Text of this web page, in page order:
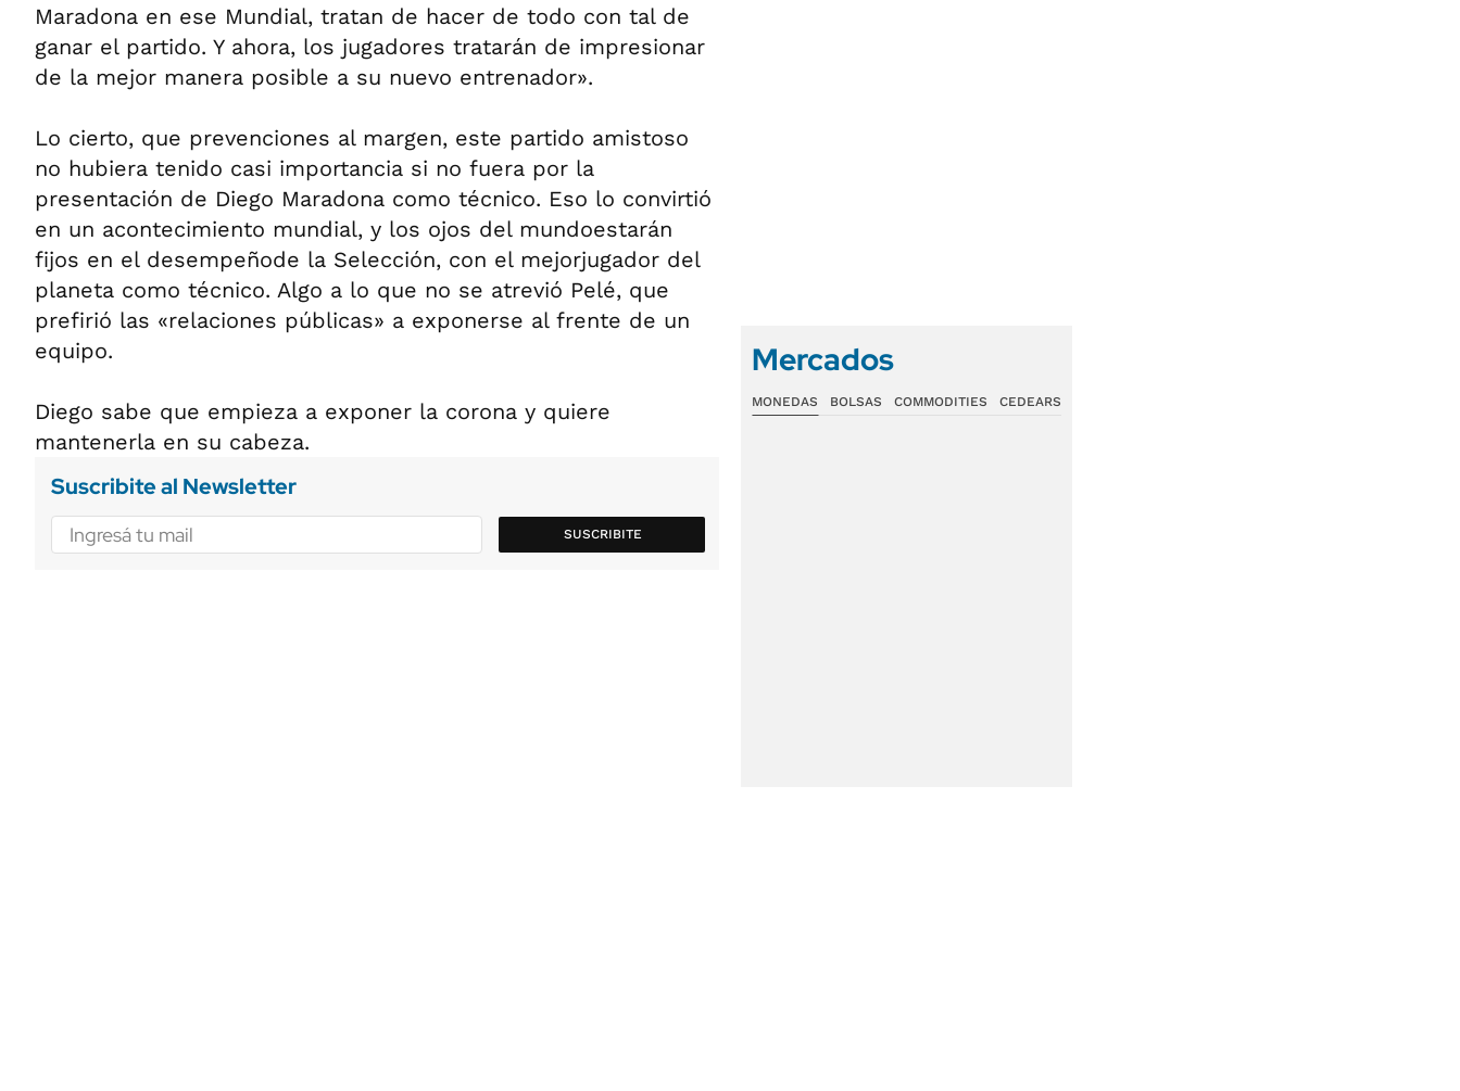
Maradona en ese Mundial, tratan de hacer de todo con tal de
ganar el partido. Y ahora, los jugadores tratarán de impresionar
de la mejor manera posible a su nuevo entrenador».
Lo cierto, que prevenciones al margen, este partido amistoso
no hubiera tenido casi importancia si no fuera por la
presentación de Diego Maradona como técnico. Eso lo convirtió
en un acontecimiento mundial, y los ojos del mundoestarán
fijos en el desempeñode la Selección, con el mejorjugador del
planeta como técnico. Algo a lo que no se atrevió Pelé, que
prefirió las «relaciones públicas» a exponerse al frente de un
equipo.
Diego sabe que empieza a exponer la corona y quiere
mantenerla en su cabeza.
Suscribite al Newsletter
SUSCRIBITE
Mercados
MONEDAS BOLSAS COMMODITIES CEDEARS